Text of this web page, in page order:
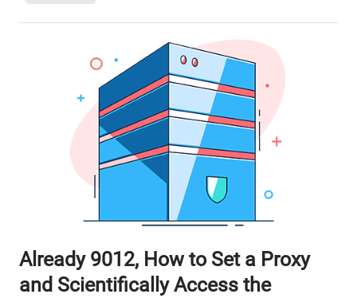
Already 9012, How to Set a Proxy
and Scientifically Access the